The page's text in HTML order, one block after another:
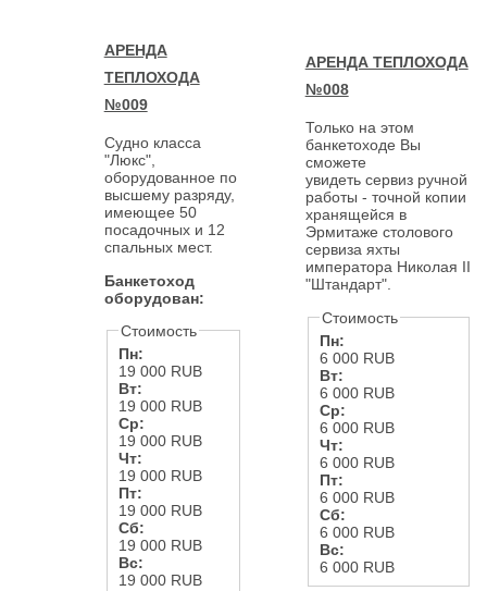
АРЕНДА
ТЕПЛОХОДА
№009
Судно класса
"Люкс",
оборудованное по
высшему разряду,
имеющее 50
посадочных и 12
спальных мест.
Банкетоход
оборудован:
Стоимость
Пн:
19 000 RUB
Вт:
19 000 RUB
Ср:
19 000 RUB
Чт:
19 000 RUB
Пт:
19 000 RUB
Сб:
19 000 RUB
Вс:
19 000 RUB
АРЕНДА ТЕПЛОХОДА
№008
Только на этом
банкетоходе Вы
сможете
увидеть сервиз ручной
работы - точной копии
хранящейся в
Эрмитаже столового
сервиза яхты
императора Николая II
"Штандарт".
Стоимость
Пн:
6 000 RUB
Вт:
6 000 RUB
Ср:
6 000 RUB
Чт:
6 000 RUB
Пт:
6 000 RUB
Сб:
6 000 RUB
Вс:
6 000 RUB